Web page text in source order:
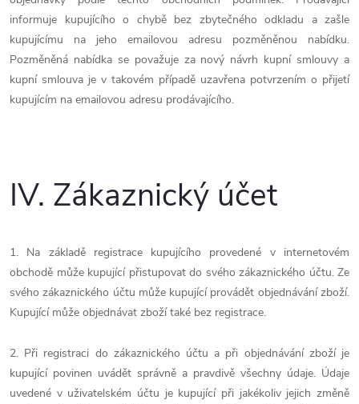
informuje kupujícího o chybě bez zbytečného odkladu a zašle
kupujícímu na jeho emailovou adresu pozměněnou nabídku.
Pozměněná nabídka se považuje za nový návrh kupní smlouvy a
kupní smlouva je v takovém případě uzavřena potvrzením o přijetí
kupujícím na emailovou adresu prodávajícího.
IV. Zákaznický účet
1. Na základě registrace kupujícího provedené v internetovém
obchodě může kupující přistupovat do svého zákaznického účtu. Ze
svého zákaznického účtu může kupující provádět objednávání zboží.
Kupující může objednávat zboží také bez registrace.
2. Při registraci do zákaznického účtu a při objednávání zboží je
kupující povinen uvádět správně a pravdivě všechny údaje. Údaje
uvedené v uživatelském účtu je kupující při jakékoliv jejich změně